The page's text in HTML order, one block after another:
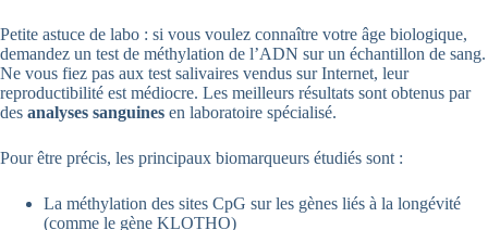
Petite astuce de labo : si vous voulez connaître votre âge biologique,
demandez un test de méthylation de l’ADN sur un échantillon de sang.
Ne vous fiez pas aux test salivaires vendus sur Internet, leur
reproductibilité est médiocre. Les meilleurs résultats sont obtenus par
des analyses sanguines en laboratoire spécialisé.
Pour être précis, les principaux biomarqueurs étudiés sont :
La méthylation des sites CpG sur les gènes liés à la longévité
(comme le gène KLOTHO)